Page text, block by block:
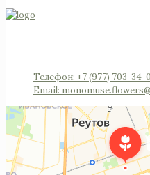
Телефон: +7 (977) 703-34-
Email: